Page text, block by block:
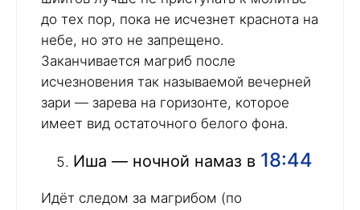
до тех пор, пока не исчезнет краснота на
небе, но это не запрещено.
Заканчивается магриб после
исчезновения так называемой вечерней
зари — зарева на горизонте, которое
имеет вид остаточного белого фона.
Иша — ночной намаз в 18:44
Идёт следом за магрибом (по